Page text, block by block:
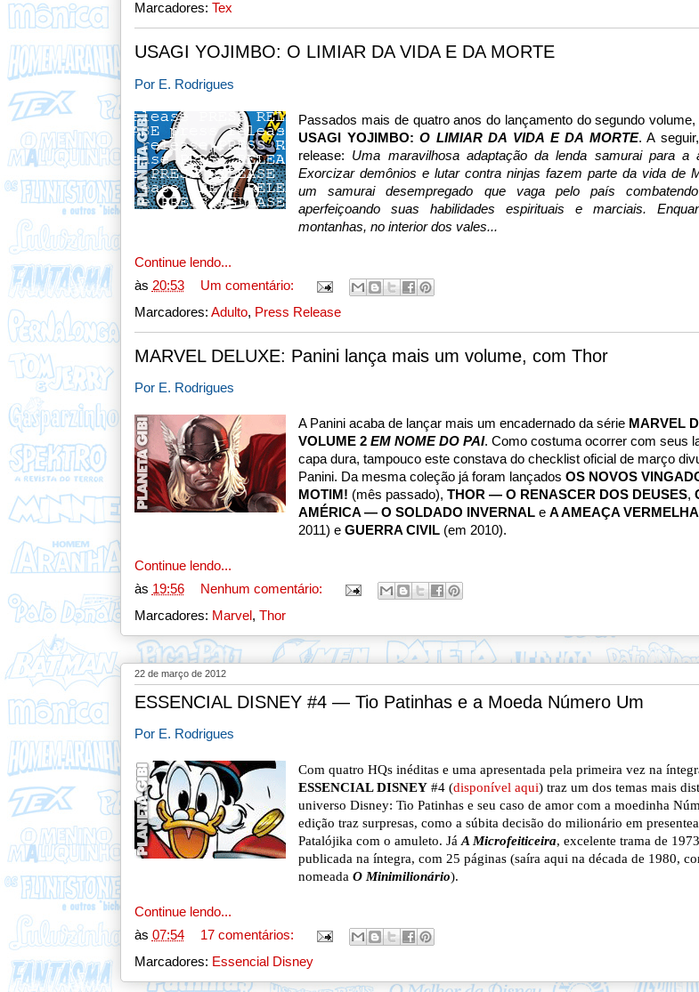
Marcadores: Tex
USAGI YOJIMBO: O LIMIAR DA VIDA E DA MORTE
Por E. Rodrigues
Passados mais de quatro anos do lançamento do segundo
USAGI YOJIMBO:O LIMIAR DA VIDA E DA MORTE. A
release:
Uma maravilhosa adaptação da lenda samurai para a
Exorcizar demônios e lutar contra ninjas fazem parte da vida de
um samurai desempregado que vaga pelo país
aperfeiçoando suas habilidades espirituais e marciais.
montanhas, no interior dos vales...
Continue lendo...
às 20:53
Um comentário:
Marcadores: Adulto, Press Release
MARVEL DELUXE: Panini lança mais um volume, com Thor
Por E. Rodrigues
A Panini acaba de lançar mais um encadernado da série MARVEL
VOLUME 2EM NOME DO PAI. Como costuma ocorrer com seus
capa dura, tampouco este constava do checklist oficial de março
Panini. Da mesma coleção já foram lançadosOS NOVOS
MOTIM! (mês passado),THOR — O RENASCER DOS DEUSES,
AMÉRICA — O SOLDADO INVERNAL eA AMEAÇA VERMELHA
2011) eGUERRA CIVIL (em 2010).
Continue lendo...
às 19:56
Nenhum comentário:
Marcadores: Marvel , Thor
22 de março de 2012
ESSENCIAL DISNEY #4 — Tio Patinhas e a Moeda Número Um
Por E. Rodrigues
Com quatro HQs inéditas e uma apresentada pela primeira vez na
ESSENCIAL DISNEY #4 (disponível aqui) traz um dos temas mais
universo Disney: Tio Patinhas e seu caso de amor com a moedinha
edição traz surpresas, como a súbita decisão do milionário em
Patalójika com o amuleto. JáA Microfeiticeira, excelente trama de
publicada na íntegra, com 25 páginas (saíra aqui na década de 1980,
nomeadaO Minimilionário).
Continue lendo...
às 07:54
17 comentários:
Marcadores: Essencial Disney